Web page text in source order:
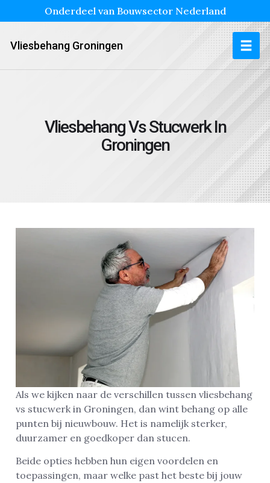
Onderdeel van Bouwsector Nederland
Vliesbehang Groningen
Vliesbehang Vs Stucwerk In
Groningen
Als we kijken naar de verschillen tussen vliesbehang
vs stucwerk in Groningen, dan wint behang op alle
punten bij nieuwbouw. Het is namelijk sterker,
duurzamer en goedkoper dan stucen.
Beide opties hebben hun eigen voordelen en
toepassingen, maar welke past het beste bij jouw